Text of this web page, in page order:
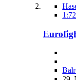
1:72